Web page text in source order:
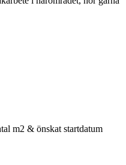
m2 & önskat startdatum